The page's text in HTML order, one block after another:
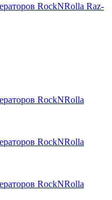
RockNRolla Raz-
RockNRolla
RockNRolla
RockNRolla